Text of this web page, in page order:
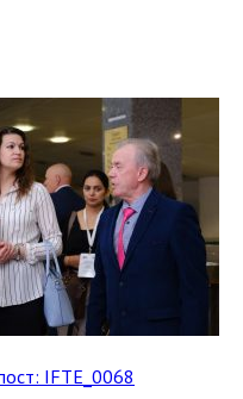
IFTE_0068